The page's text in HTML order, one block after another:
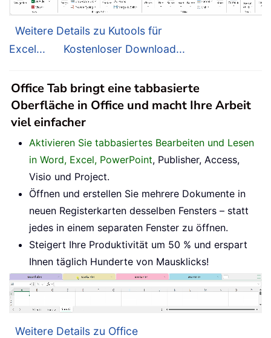
Weitere Details zu Kutools für
Excel...
Kostenloser Download...
Office Tab bringt eine tabbasierte
Oberfläche in Office und macht Ihre Arbeit
viel einfacher
Aktivieren Sie tabbasiertes Bearbeiten und Lesen
in Word, Excel, PowerPoint, Publisher, Access,
Visio und Project.
Öffnen und erstellen Sie mehrere Dokumente in
neuen Registerkarten desselben Fensters – statt
jedes in einem separaten Fenster zu öffnen.
Steigert Ihre Produktivität um 50 % und erspart
Ihnen täglich Hunderte von Mausklicks!
Weitere Details zu Office